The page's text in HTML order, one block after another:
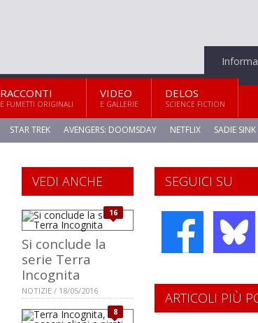
RACCONTI
E FUMETTI ORIGINALI
VIDEO
E GALLERIE
DELOS
SCIENCE FICTION
STAR TREK AVENGERS: DOOMSDAY NETFLIX SADIE SINK
SEGUICI SU
VEDI ANCHE
16
Si conclude la
serie Terra
Incognita
NOTIZIE / 18/05/2016
8
ARTICOLI PIÙ